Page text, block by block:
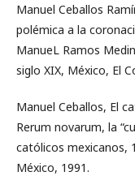
Manuel Ceballos
polémica a la
ManueL Ramos
siglo XIX, México, El
Manuel Ceballos, El
Rerum novarum, la
católicos mexicanos,
México, 1991.